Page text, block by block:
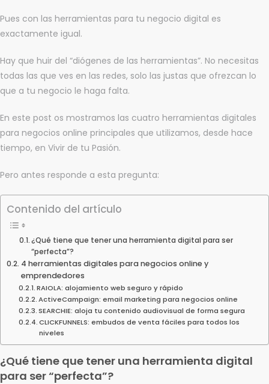
Pues con las herramientas para tu negocio digital es
exactamente igual.
Hay que huir del “diógenes de las herramientas”. No necesitas
todas las que ves en las redes, solo las justas que ofrezcan lo
que a tu negocio le haga falta.
En este post os mostramos las cuatro herramientas digitales
para negocios online principales que utilizamos, desde hace
tiempo, en Vivir de tu Pasión.
Pero antes responde a esta pregunta:
Contenido del artículo
¿Qué tiene que tener una herramienta digital para ser
“perfecta”?
4 herramientas digitales para negocios online y
emprendedores
RAIOLA: alojamiento web seguro y rápido
ActiveCampaign: email marketing para negocios online
SEARCHIE: aloja tu contenido audiovisual de forma segura
CLICKFUNNELS: embudos de venta fáciles para todos los
niveles
¿Qué tiene que tener una herramienta digital
para ser “perfecta”?